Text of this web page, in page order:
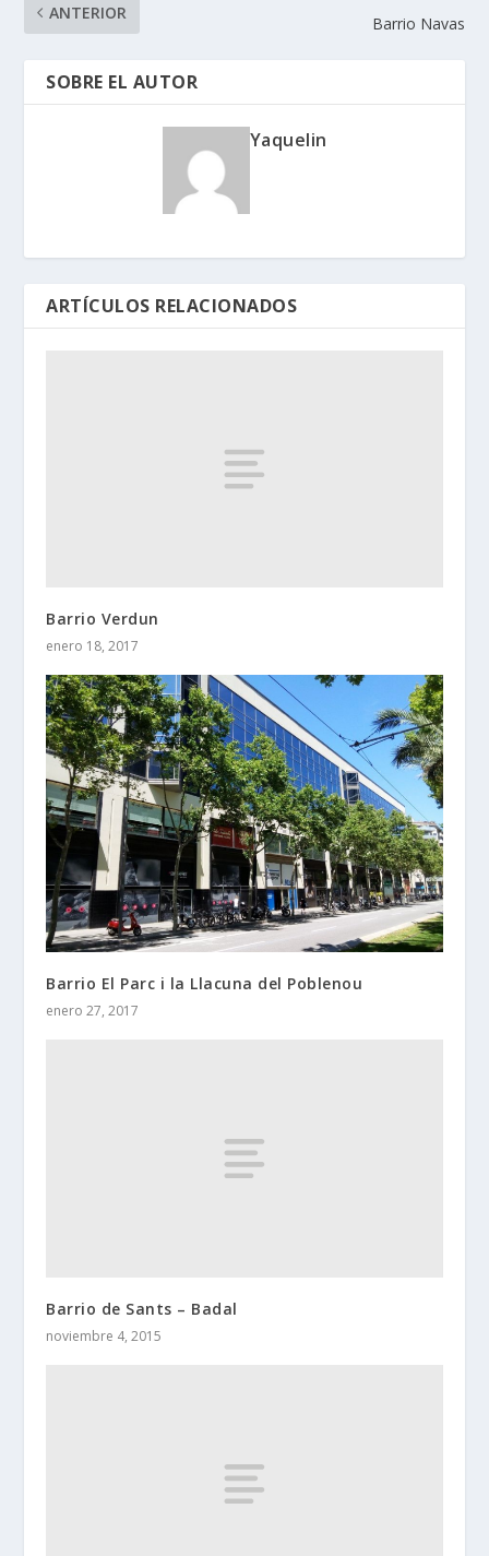
ANTERIOR
Barrio Navas
SOBRE EL AUTOR
Yaquelin
ARTÍCULOS RELACIONADOS
Barrio Verdun
enero 18, 2017
Barrio El Parc i la Llacuna del Poblenou
enero 27, 2017
Barrio de Sants – Badal
noviembre 4, 2015